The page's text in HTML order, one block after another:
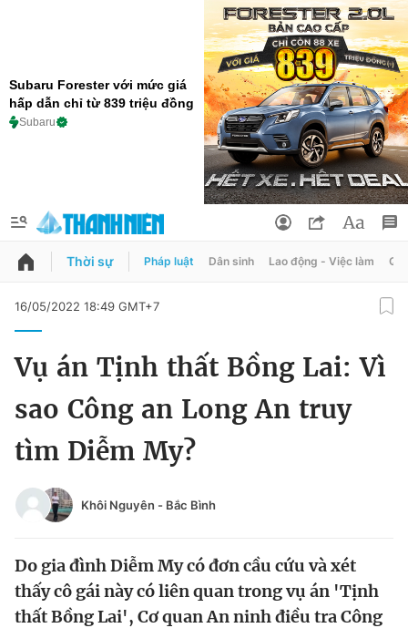
Subaru Forester với mức giá
hấp dẫn chỉ từ 839 triệu đồng
Subaru
QUẢNG CÁO
Chuyên mục
Chuyên mục khác
Tin thị trường
Video Magazine
Đổi mật khẩu
Tin đã lưu
Tin đã xem
Đăng xuất
Thời sự Pháp luật Dân sinh Lao động - Việc làm
16/05/2022 18:49 GMT+7
Vụ án Tịnh thất Bồng Lai: Vì
sao Công an Long An truy
tìm Diễm My?
Khôi Nguyên - Bắc Bình
Do gia đình Diễm My có đơn cầu cứu và xét
thấy cô gái này có liên quan trong vụ án 'Tịnh
thất Bồng Lai', Cơ quan An ninh điều tra Công